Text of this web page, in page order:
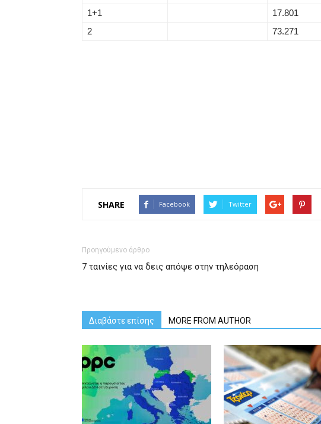
1+1
17.801
2
73.271
SHARE Facebook Twitter
Προηγούμενο άρθρο
7 ταινίες για να δεις απόψε στην τηλεόραση
Διαβάστε επίσης MORE FROM AUTHOR